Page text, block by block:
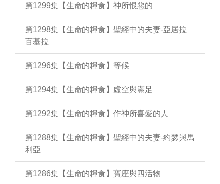
第1299集【生命的糧食】神所恨惡的
第1298集【生命的糧食】聖經中的夫妻-亞居拉
百基拉
第1296集【生命的糧食】等候
第1294集【生命的糧食】虛空與滿足
第1292集【生命的糧食】作神所喜愛的人
第1288集【生命的糧食】聖經中的夫妻-約瑟與馬
利亞
第1286集【生命的糧食】寶座與四活物